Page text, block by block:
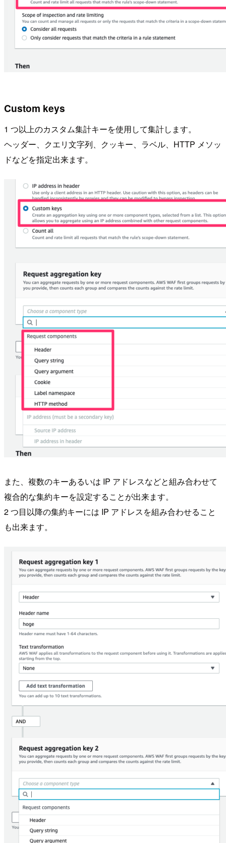
Custom keys
1 つ以上のカスタム集計キーを使用して集計します。
ヘッダー、クエリ文字列、クッキー、ラベル、HTTP メソッ
ドなどを指定出来ます。
また、複数のキーあるいは IP アドレスなどと組み合わせて
複合的な集約キーを設定することが出来ます。
2 つ目以降の集約キーには IP アドレスを組み合わせること
も出来ます。